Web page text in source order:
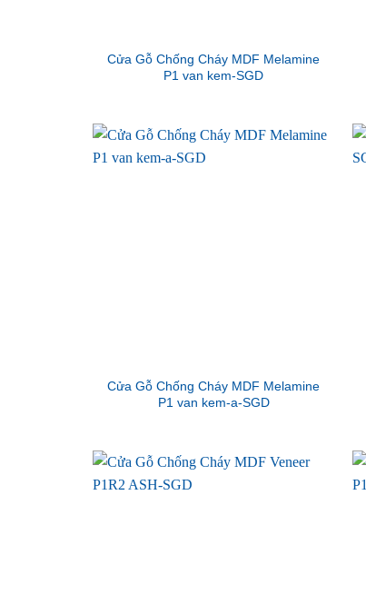
Cửa Gỗ Chống Cháy MDF Melamine
P1 van kem-SGD
Cửa Gỗ Chống Cháy MDF Melamine
P1 van kem-a-SGD